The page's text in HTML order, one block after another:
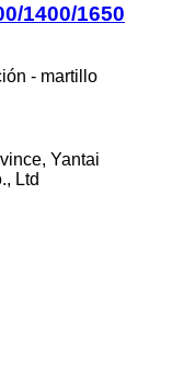
1400/1650
- martillo
Yantai
Ltd